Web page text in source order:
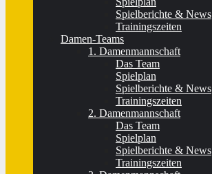
Spielberichte & News
Trainingszeiten
Damen-Teams
1. Damenmannschaft
Das Team
Spielplan
Spielberichte & News
Trainingszeiten
2. Damenmannschaft
Das Team
Spielplan
Spielberichte & News
Trainingszeiten